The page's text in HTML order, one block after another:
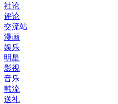
社论
评论
交流站
漫画
娱乐
明星
影视
音乐
韩流
送礼